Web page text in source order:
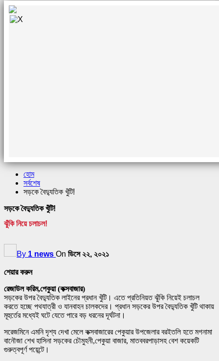
হোম
সর্বশেষ
সড়কে বৈদ্যুতিক খুঁটি!
সড়কে বৈদ্যুতিক খুঁটি!
ঝুঁকি নিয়ে চলাচল!
By 1 news On ডিসে ২২, ২০২১
শেয়ার করুন
রেজাউল করিম,পেকুয়া (কক্সবাজার)
সড়কের উপর বৈদ্যুতিক লাইনের প্রধান খুঁটি। এতে প্রতিনিয়ত ঝুঁকি নিয়েই চলাচল
করতে হচ্ছে পথযাত্রী ও যানবাহন চালকদের। প্রধান সড়কের উপর বৈদ্যুতিক খুঁটি থাকায়
মূহুর্তের মধ্যেই ঘটে যেতে পারে বড় ধরনের দূর্ঘটনা।
সরেজমিনে এমনি দৃশ্য দেখা মেলে কক্সবাজারের পেকুয়ার উপজেলার বরইতলি হতে মগনামা
বানৌজা শেখ হাসিনা সড়কের চৌমুহনী,পেকুয়া বাজার, মাতববরপাড়াসহ বেশ কয়েকটি
গুরুত্বপূর্ণ পয়েন্টে।